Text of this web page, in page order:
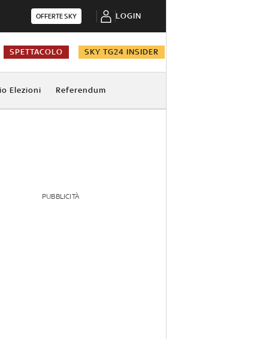
OFFERTE SKY LOGIN
SPETTACOLO SKY TG24 INSIDER
Elezioni Referendum
PUBBLICITÀ